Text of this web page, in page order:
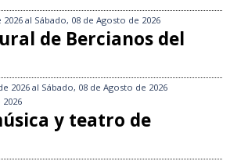
2026 al Sábado, 08 de Agosto de 2026
de Bercianos del
2026 al Sábado, 08 de Agosto de 2026
y teatro de